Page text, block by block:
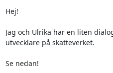
Hej!
Jag och Ulrika har en liten
utvecklare på skatteverket.
Se nedan!